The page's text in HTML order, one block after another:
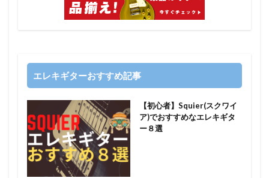
エレキギターおすすめ記事
【初心者】Squier(スクワイ
ア)でおすすめなエレキギタ
ー８選